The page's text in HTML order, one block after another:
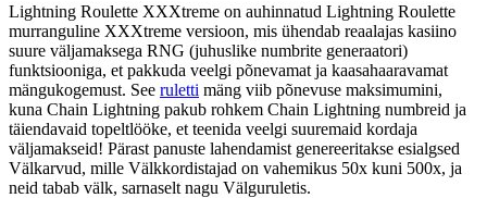
Lightning Roulette XXXtreme on auhinnatud Lightning Roulette
murranguline XXXtreme versioon, mis ühendab reaalajas kasiino
suure väljamaksega RNG (juhuslike numbrite generaatori)
funktsiooniga, et pakkuda veelgi põnevamat ja kaasahaaravamat
mängukogemust. See ruletti mäng viib põnevuse maksimumini,
kuna Chain Lightning pakub rohkem Chain Lightning numbreid ja
täiendavaid topeltlööke, et teenida veelgi suuremaid kordaja
väljamakseid! Pärast panuste lahendamist genereeritakse esialgsed
Välkarvud, mille Välkkordistajad on vahemikus 50x kuni 500x, ja
neid tabab välk, sarnaselt nagu Välguruletis.